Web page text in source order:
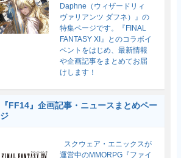
Daphne（ウィザードリィ
ヴァリアンツ ダフネ）』の
特集ページです。『FINAL
FANTASY XI』とのコラボイ
ベントをはじめ、最新情報
や企画記事をまとめてお届
けします！
『FF14』企画記事・ニュースまとめペー
ジ
スクウェア・エニックスが
運営中のMMORPG『ファイ